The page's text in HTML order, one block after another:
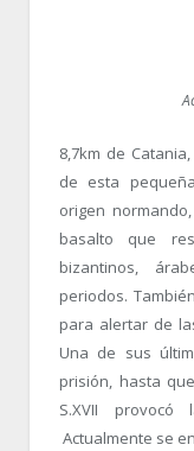
8,7km de
de esta
origen
basalto que
bizantinos,
periodos.
para alertar de
Una de sus
prisión, hasta
S.XVII
Actualmente se